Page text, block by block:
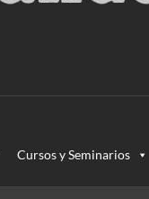
Cursos y Seminarios